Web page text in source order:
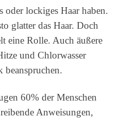
lockiges Haar haben.
glatter das Haar. Doch
eine Rolle. Auch äußere
und Chlorwasser
beanspruchen.
60% der Menschen
Anweisungen,